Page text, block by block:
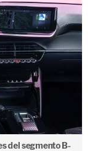
del segmento B-